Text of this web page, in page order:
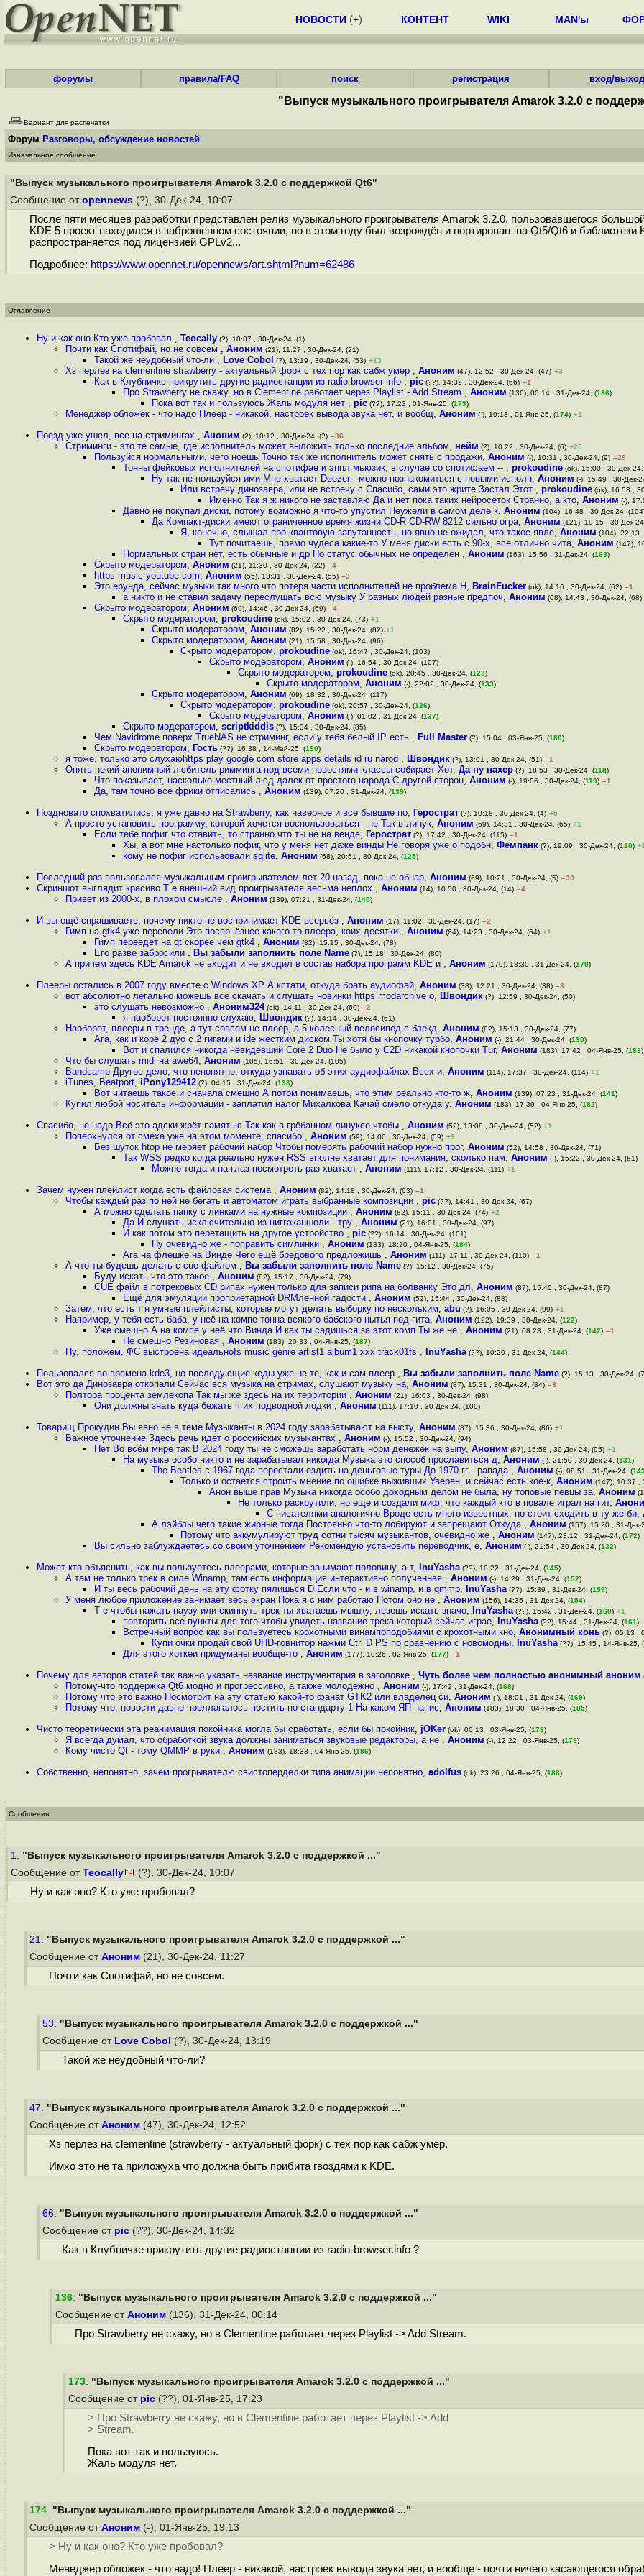
НОВОСТИ (+) КОНТЕНТ WIKI MAN'ы
форумы правила/FAQ поиск регистрация вход/выход
"Выпуск музыкального проигрывателя Amarok 3.2.0 с
Вариант для распечатки
Форум Разговоры, обсуждение новостей
Изначальное сообщение
"Выпуск музыкального проигрывателя Amarok 3.2.0 с поддержкой Qt6"
Сообщение от opennews (?), 30-Дек-24, 10:07
После пяти месяцев разработки представлен релиз музыкального проигрывателя Amarok 3.2.0, пользовавшегося
KDE 5 проект находился в заброшенном состоянии, но в этом году был возрождён и портирован на Qt5/Qt6 и
распространяется под лицензией GPLv2...
Подробнее: https://www.opennet.ru/opennews/art.shtml?num=62486
Оглавление
Ну и как оно Кто уже пробовал , Teocally (?), 10:07 , 30-Дек-24, (1)
Почти как Спотифай, но не совсем , Аноним (21), 11:27 , 30-Дек-24, (21)
Такой же неудобный что-ли , Love Cobol (?), 13:19 , 30-Дек-24, (53) +13
Хз перлез на clementine strawberry - актуальный форк с тех пор как сабж умер , Аноним (47), 12:52 , 30-Дек-24, (47) +3
Как в Клубничке прикрутить другие радиостанции из radio-browser info , pic (??), 14:32 , 30-Дек-24, (66) –1
Про Strawberry не скажу, но в Clementine работает через Playlist - Add Stream , Аноним (136), 00:14 , 31-Дек-24, (136)
Пока вот так и пользуюсь Жаль модуля нет , pic (??), 17:23 , 01-Янв-25, (173)
Менеджер обложек - что надо Плеер - никакой, настроек вывода звука нет, и вообщ, Аноним (-), 19:13 , 01-Янв-25, (174) +1
Поезд уже ушел, все на стримингах , Аноним (2), 10:12 , 30-Дек-24, (2) –36
Стриминги - это те самые, где исполнитель может выложить только последние альбом, нейм (?), 10:22 , 30-Дек-24, (6) +25
Пользуйся нормальными, чего ноешь Точно так же исполнитель может снять с продажи, Аноним (-), 10:31 , 30-Дек-24, (9) –29
Тонны фейковых исполнителей на спотифае и эппл мьюзик, в случае со спотифаем -- , prokoudine (ok), 15:00 , 30-Дек-
Ну так не пользуйся ими Мне хватает Deezer - можно познакомиться с новыми исполн, Аноним (-), 15:49 , 30-Дек-
Или встречу динозавра, или не встречу с Спасибо, сами это жрите Застал Этот , prokoudine (ok), 16:53 ,
Именно Так я ж никого не заставляю Да и нет пока таких нейросеток Странно, а кто, Аноним (-),
Давно не покупал диски, потому возможно я что-то упустил Неужели в самом деле к, Аноним (104), 16:48 , 30-Дек-24,
Да Компакт-диски имеют ограниченное время жизни CD-R CD-RW 8212 сильно огра, Аноним (121), 19:15 , 30-Дек-
Я, конечно, слышал про квантовую запутанность, но явно не ожидал, что такое явле, Аноним (104), 22:13
Тут почитаешь, прямо чудеса какие-то У меня диски есть с 90-х, все отлично чита, Аноним (147),
Нормальных стран нет, есть обычные и др Но статус обычных не определён , Аноним (163), 15:56 , 31-Дек-24, (163)
Скрыто модератором, Аноним (21), 11:30 , 30-Дек-24, (22) –4
https music youtube com, Аноним (55), 13:31 , 30-Дек-24, (55) –3
Это ерунда, сейчас музыки так много что потеря части исполнителей не проблема Н, BrainFucker (ok), 14:16 , 30-Дек-24, (62) –1
а никто и не ставил задачу переслушать всю музыку У разных людей разные предпоч, Аноним (68), 14:43 , 30-Дек-24, (68)
Скрыто модератором, Аноним (69), 14:46 , 30-Дек-24, (69) –4
Скрыто модератором, prokoudine (ok), 15:02 , 30-Дек-24, (73) +1
Скрыто модератором, Аноним (82), 15:22 , 30-Дек-24, (82) +1
Скрыто модератором, Аноним (21), 15:58 , 30-Дек-24, (96)
Скрыто модератором, prokoudine (ok), 16:47 , 30-Дек-24, (103)
Скрыто модератором, Аноним (-), 16:54 , 30-Дек-24, (107)
Скрыто модератором, prokoudine (ok), 20:45 , 30-Дек-24, (123)
Скрыто модератором, Аноним (-), 22:02 , 30-Дек-24, (133)
Скрыто модератором, Аноним (69), 18:32 , 30-Дек-24, (117)
Скрыто модератором, prokoudine (ok), 20:57 , 30-Дек-24, (126)
Скрыто модератором, Аноним (-), 01:02 , 31-Дек-24, (137)
Скрыто модератором, scriptkiddis (?), 15:34 , 30-Дек-24, (85)
Чем Navidrome поверх TrueNAS не стриминг, если у тебя белый IP есть , Full Master (?), 15:04 , 03-Янв-25, (180)
Скрыто модератором, Гость (??), 16:38 , 14-Май-25, (190)
я тоже, только это слухаюhttps play google com store apps details id ru narod , Швондик (?), 13:01 , 30-Дек-24, (51) –1
Опять некий анонимный любитель римминга под всеми новостями классы собирает Хот, Да ну нахер (?), 18:53 , 30-Дек-24, (118)
Что показывает, насколько местный люд далек от простого народа С другой сторон, Аноним (-), 19:06 , 30-Дек-24, (119) –1
Да, там точно все фрики отписались , Аноним (139), 07:20 , 31-Дек-24, (139)
Поздновато спохватились, я уже давно на Strawberry, как наверное и все бывшие по, Герострат (?), 10:18 , 30-Дек-24, (4) +5
А просто установить программу, которой хочется воспользоваться - не Так в линук, Аноним (69), 14:31 , 30-Дек-24, (65) +1
Если тебе пофиг что ставить, то странно что ты не на венде, Герострат (?), 17:42 , 30-Дек-24, (115) –1
Хы, а вот мне настолько пофиг, что у меня нет даже винды Не говоря уже о подобн, Фемпанк (?), 19:09 , 30-Дек-24, (120)
кому не пофиг использовали sqlite, Аноним (68), 20:51 , 30-Дек-24, (125)
Последний раз пользовался музыкальным проигрывателем лет 20 назад, пока не обнар, Аноним (69), 10:21 , 30-Дек-24, (5) –30
Скриншот выглядит красиво Т е внешний вид проигрывателя весьма неплох , Аноним (14), 10:50 , 30-Дек-24, (14) –4
Привет из 2000-х, в плохом смысле , Аноним (139), 07:21 , 31-Дек-24, (140)
И вы ещё спрашиваете, почему никто не воспринимает KDE всерьёз , Аноним (17), 11:02 , 30-Дек-24, (17) –2
Гимп на gtk4 уже перевели Это посерьёзнее какого-то плеера, коих десятки , Аноним (64), 14:23 , 30-Дек-24, (64) +1
Гимп переедет на qt скорее чем gtk4 , Аноним (82), 15:15 , 30-Дек-24, (78)
Его разве забросили , Вы забыли заполнить поле Name (?), 15:18 , 30-Дек-24, (80)
А причем здесь KDE Amarok не входит и не входил в состав набора программ KDE и , Аноним (170), 18:30 , 31-Дек-24, (170)
Плееры остались в 2007 году вместе с Windows XP А кстати, откуда брать аудиофай, Аноним (38), 12:21 , 30-Дек-24, (38) –8
вот абсолютно легально можешь всё скачать и слушать новинки https modarchive o, Швондик (?), 12:59 , 30-Дек-24, (50)
это слушать невозможно , Аноним324(ok), 14:11 , 30-Дек-24, (60) –2
я наоборот постоянно слухаю, Швондик (?), 14:14 , 30-Дек-24, (61)
Наоборот, плееры в тренде, а тут совсем не плеер, а 5-колесный велосипед с блекд, Аноним (82), 15:13 , 30-Дек-24, (77)
Ага, как и коре 2 дуо с 2 гигами и ide жестким диском Ты хотя бы кнопочку турбо, Аноним (-), 21:44 , 30-Дек-24, (130)
Вот и спалился никогда невидевший Core 2 Duo Не было у C2D никакой кнопочки Tur, Аноним (183), 17:42 , 04-Янв-25, (183)
Что бы слушать midi на awe64, Аноним (105), 16:51 , 30-Дек-24, (105)
Bandcamp Другое дело, что непонятно, откуда узнавать об этих аудиофайлах Всех и, Аноним (114), 17:37 , 30-Дек-24, (114) +1
iTunes, Beatport, iPony129412 (?), 04:15 , 31-Дек-24, (138)
Вот читаешь такое и сначала смешно А потом понимаешь, что этим реально кто-то ж, Аноним (139), 07:23 , 31-Дек-24, (141)
Купил любой носитель информации - заплатил налог Михалкова Качай смело откуда у, Аноним (183), 17:39 , 04-Янв-25, (182)
Спасибо, не надо Всё это адски жрёт памятью Так как в грёбанном линуксе чтобы , Аноним (52), 13:08 , 30-Дек-24, (52) +1
Поперхнулся от смеха уже на этом моменте, спасибо , Аноним (59), 14:00 , 30-Дек-24, (59) +3
Без шуток htop не меряет рабочий набор Чтобы померять рабочий набор нужно прог, Аноним (52), 14:58 , 30-Дек-24, (71)
Так WSS редко когда реально нужен RSS вполне хватает для понимания, сколько пам, Аноним (-), 15:22 , 30-Дек-24, (81)
Можно тогда и на глаз посмотреть раз хватает , Аноним (111), 17:12 , 30-Дек-24, (111) +1
Зачем нужен плейлист когда есть файловая система , Аноним (82), 14:18 , 30-Дек-24, (63) –1
Чтобы каждый раз по ней не бегать и автоматом играть выбранные композиции , pic (??), 14:41 , 30-Дек-24, (67)
А можно сделать папку с линками на нужные композиции , Аноним (82), 15:11 , 30-Дек-24, (74) +2
Да И слушать исключительно из ниггаканшоли - тру , Аноним (21), 16:01 , 30-Дек-24, (97)
И как потом это перетащить на другое устройство , pic (??), 16:14 , 30-Дек-24, (101)
Ну очевидно же - поправить симлинки , Аноним (183), 18:20 , 04-Янв-25, (184)
Ага на флешке на Винде Чего ещё бредового предложишь , Аноним (111), 17:11 , 30-Дек-24, (110) –1
А что ты будешь делать с cue файлом , Вы забыли заполнить поле Name (?), 15:12 , 30-Дек-24, (75)
Буду искать что это такое , Аноним (82), 15:17 , 30-Дек-24, (79)
CUE файл в потрековых CD рипах нужен только для записи рипа на болванку Это дл, Аноним (87), 15:40 , 30-Дек-24, (87)
Ещё для эмуляции проприетарной DRMленной гадости , Аноним (52), 15:44 , 30-Дек-24, (88)
Затем, что есть т н умные плейлисты, которые могут делать выборку по нескольким, abu (?), 16:05 , 30-Дек-24, (99) +1
Например, у тебя есть баба, у неё на компе тонна всякого бабского нытья под гита, Аноним (122), 19:39 , 30-Дек-24, (122)
Уже смешно А на компе у неё что Винда И как ты садишься за этот комп Ты же не , Аноним (21), 08:23 , 31-Дек-24, (142) –1
Не смешно Резиновая , Аноним (183), 20:33 , 04-Янв-25, (187)
Ну, положем, ФС выстроена идеальноfs music genre artist1 album1 xxx track01fs , InuYasha (??), 10:20 , 31-Дек-24, (144)
Пользовался во времена kde3, но последующие кеды уже не те, как и сам плеер , Вы забыли заполнить поле Name (?), 15:13 , 30-Дек-24,
Вот это да Динозавра откопали Сейчас вся музыка на стримах, слушают музыку на, Аноним (87), 15:31 , 30-Дек-24, (84) –3
Полтора процента землекопа Так мы же здесь на их территории , Аноним (21), 16:03 , 30-Дек-24, (98)
Они должны знать куда бежать ч их подводной лодки , Аноним (111), 17:10 , 30-Дек-24, (109)
Товарищ Прокудин Вы явно не в теме Музыканты в 2024 году зарабатывают на высту, Аноним (87), 15:36 , 30-Дек-24, (86) +1
Важное уточнение Здесь речь идёт о российских музыкантах , Аноним (-), 15:52 , 30-Дек-24, (94)
Нет Во всём мире так В 2024 году ты не сможешь заработать норм денежек на выпу, Аноним (87), 15:58 , 30-Дек-24, (95) +1
На музыке особо никто и не зарабатывал никогда Музыка это способ прославиться д, Аноним (-), 21:50 , 30-Дек-24, (131)
The Beatles c 1967 года перестали ездить на деньговые туры До 1970 гг - рапада , Аноним (-), 08:51 , 31-Дек-24, (
Только и остаётся строить мнение по ошибке выживших Уверен, и сейчас есть кое-к, Аноним (147), 10:37 ,
Анон выше прав Музыка никогда особо доходным делом не была, ну топовые певцы за, Аноним
Не только раскрутили, но еще и создали миф, что каждый кто в повале играл на гит,
С писателями аналогично Вроде есть много известных, но стоит сходить в ту же би,
А лэйблы чего такие жирные тогда Постоянно что-то лобируют и запрещают Откуда , Аноним (157), 15:20 , 31-Дек-
Потому что аккумулируют труд сотни тысяч музыкантов, очевидно же , Аноним (147), 23:12 , 31-Дек-24, (172)
Вы сильно заблуждаетесь со своим уточнением Рекомендую установить переводчик, е, Аноним (-), 21:54 , 30-Дек-24, (132)
Может кто объяснить, как вы пользуетесь плеерами, которые занимают половину, а т, InuYasha (??), 10:22 , 31-Дек-24, (145)
А там не только трек в силе Winamp, там есть информация интерактивно полученная , Аноним (-), 14:29 , 31-Дек-24, (152)
И ты весь рабочий день на эту фотку пялишься D Если что - и в winamp, и в qmmp, InuYasha (??), 15:39 , 31-Дек-24, (159)
У меня любое приложение занимает весь экран Пока я с ним работаю Потом оно не , Аноним (156), 14:35 , 31-Дек-24, (154)
Т е чтобы нажать паузу или скипнуть трек ты хватаешь мышку, лезешь искать значо, InuYasha (??), 15:42 , 31-Дек-24, (160) +1
повторить все пункты для того чтобы увидеть название трека который сейчас играе, InuYasha (??), 15:44 , 31-Дек-24, (161)
Встречный вопрос как вы пользуетесь крохотными винампоподобиями с крохотными кно, Анонимный конь (?), 05:13 ,
Купи очки продай свой UHD-говнитор нажми Ctrl D PS по сравнению с новомодны, InuYasha (??), 15:45 , 14-Янв-25, (
Для этого хоткеи придуманы вообще-то , Аноним (177), 10:26 , 02-Янв-25, (177) –1
Почему для авторов статей так важно указать название инструментария в заголовке , Чуть более чем полностью анонимный аноним
Потому-что поддержка Qt6 модно и прогрессивно, а также молодёжно , Аноним (-), 17:42 , 31-Дек-24, (168)
Потому что это важно Посмотрит на эту статью какой-то фанат GTK2 или владелец си, Аноним (-), 18:01 , 31-Дек-24, (169)
Потому что, новости давно преллагалось постить по стандарту 1 На каком ЯП напис, Аноним (183), 18:30 , 04-Янв-25, (185)
Чисто теоретически эта реанимация покойника могла бы сработать, если бы покойник, jOKer (ok), 00:13 , 03-Янв-25, (178)
Я всегда думал, что обработкой звука должны заниматься звуковые редакторы, а не , Аноним (-), 12:22 , 03-Янв-25, (179)
Кому чисто Qt - тому QMMP в руки , Аноним (183), 18:33 , 04-Янв-25, (186)
Собственно, непонятно, зачем прогрывателю свистоперделки типа анимации непонятно, adolfus (ok), 23:26 , 04-Янв-25, (188)
Сообщения
1. "Выпуск музыкального проигрывателя Amarok 3.2.0 с поддержкой ..."
Сообщение от Teocally (?), 30-Дек-24, 10:07
Ну и как оно? Кто уже пробовал?
21. "Выпуск музыкального проигрывателя Amarok 3.2.0 с поддержкой ..."
Сообщение от Аноним (21), 30-Дек-24, 11:27
Почти как Спотифай, но не совсем.
53. "Выпуск музыкального проигрывателя Amarok 3.2.0 с поддержкой ..."
Сообщение от Love Cobol (?), 30-Дек-24, 13:19
Такой же неудобный что-ли?
47. "Выпуск музыкального проигрывателя Amarok 3.2.0 с поддержкой ..."
Сообщение от Аноним (47), 30-Дек-24, 12:52
Хз перлез на clementine (strawberry - актуальный форк) с тех пор как сабж умер.
Имхо это не та приложуха что должна быть прибита гвоздями к KDE.
66. "Выпуск музыкального проигрывателя Amarok 3.2.0 с поддержкой ..."
Сообщение от pic (??), 30-Дек-24, 14:32
Как в Клубничке прикрутить другие радиостанции из radio-browser.info ?
136. "Выпуск музыкального проигрывателя Amarok 3.2.0 с поддержкой ..."
Сообщение от Аноним (136), 31-Дек-24, 00:14
Про Strawberry не скажу, но в Clementine работает через Playlist -> Add Stream.
173. "Выпуск музыкального проигрывателя Amarok 3.2.0 с поддержкой ..."
Сообщение от pic (??), 01-Янв-25, 17:23
> Про Strawberry не скажу, но в Clementine работает через Playlist -> Add
> Stream.
Пока вот так и пользуюсь.
Жаль модуля нет.
174. "Выпуск музыкального проигрывателя Amarok 3.2.0 с поддержкой ..."
Сообщение от Аноним (-), 01-Янв-25, 19:13
> Ну и как оно? Кто уже пробовал?
Менеджер обложек - что надо! Плеер - никакой, настроек вывода звука нет, и вообще - почти ничего касающегося